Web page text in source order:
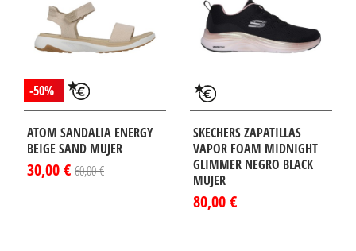
-50%
ATOM SANDALIA ENERGY
BEIGE SAND MUJER
30,00 € 60,00 €
SKECHERS ZAPATILLAS
VAPOR FOAM MIDNIGHT
GLIMMER NEGRO BLACK
MUJER
80,00 €